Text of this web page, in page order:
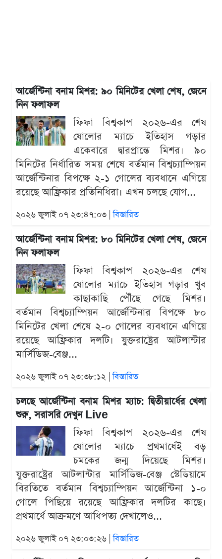
আর্জেন্টিনা বনাম মিশর: ৯০ মিনিটের খেলা শেষ, জেনে
নিন ফলাফল
ফিফা বিশ্বকাপ ২০২৬-এর শেষ
ষোলোর ম্যাচে ইতিহাস গড়ার
একেবারে দ্বারপ্রান্তে মিশর। ৯০
মিনিটের নির্ধারিত সময় শেষে বর্তমান বিশ্বচ্যাম্পিয়ন
আর্জেন্টিনার বিপক্ষে ২-১ গোলের ব্যবধানে এগিয়ে
রয়েছে আফ্রিকার প্রতিনিধিরা। এখন চলছে যোগ...
২০২৬ জুলাই ০৭ ২৩:৪৭:০৩ |বিস্তারিত
আর্জেন্টিনা বনাম মিশর: ৮০ মিনিটের খেলা শেষ, জেনে
নিন ফলাফল
ফিফা বিশ্বকাপ ২০২৬-এর শেষ
ষোলোর ম্যাচে ইতিহাস গড়ার খুব
কাছাকাছি পৌঁছে গেছে মিশর।
বর্তমান বিশ্বচ্যাম্পিয়ন আর্জেন্টিনার বিপক্ষে ৮০
মিনিটের খেলা শেষে ২-০ গোলের ব্যবধানে এগিয়ে
রয়েছে আফ্রিকার দলটি। যুক্তরাষ্ট্রের আটলান্টার
মার্সিডিজ-বেঞ্জ...
২০২৬ জুলাই ০৭ ২৩:৩৮:১২ |বিস্তারিত
চলছে আর্জেন্টিনা বনাম মিশর ম্যাচ: দ্বিতীয়ার্ধের খেলা
শুরু, সরাসরি দেখুন Live
ফিফা বিশ্বকাপ ২০২৬-এর শেষ
ষোলোর ম্যাচে প্রথমার্ধেই বড়
চমকের জন্ম দিয়েছে মিশর।
যুক্তরাষ্ট্রের আটলান্টার মার্সিডিজ-বেঞ্জ স্টেডিয়ামে
বিরতিতে বর্তমান বিশ্বচ্যাম্পিয়ন আর্জেন্টিনা ১-০
গোলে পিছিয়ে রয়েছে আফ্রিকার দলটির কাছে।
প্রথমার্ধে আক্রমণে আধিপত্য দেখালেও...
২০২৬ জুলাই ০৭ ২৩:০৩:২৬ |বিস্তারিত